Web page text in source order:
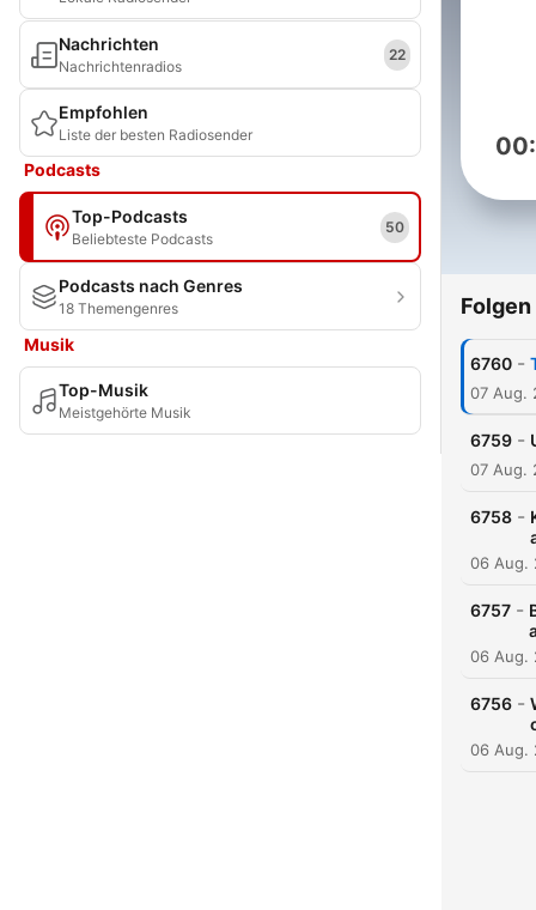
Nachrichten
Nachrichtenradios
22
Empfohlen
Liste der besten Radiosender
Podcasts
Top-Podcasts
Beliebteste Podcasts
50
Podcasts nach Genres
18 Themengenres
Musik
Top-Musik
Meistgehörte Musik
Folgen
6760 -
07 Aug.
6759 -
07 Aug.
6758 -
06 Aug.
6757 -
06 Aug.
6756 -
06 Aug.